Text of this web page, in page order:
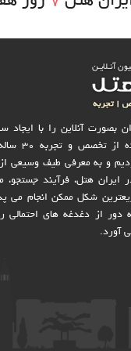
بصورت آنلاین را با ایجاد
یکپارچه، امن و با
و به معرفی طیف وسیعی از
ایران هتل، فرآیند جستجو،
شکل ممکن انجام می
از دغدغه های احتمالی
آورد.